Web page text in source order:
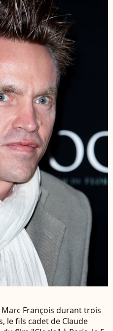
François durant trois
le fils cadet de Claude